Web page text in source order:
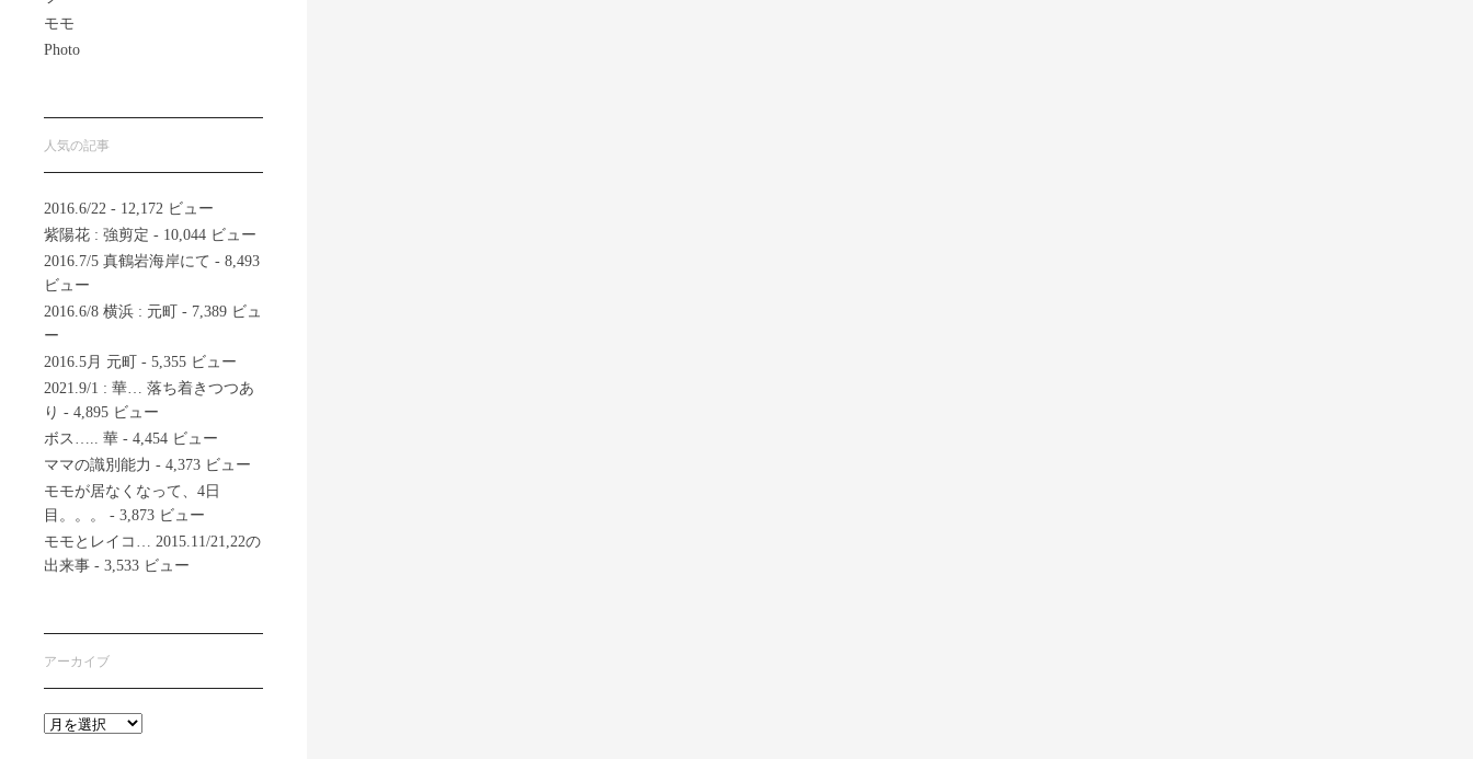
モモ
Photo
人気の記事
2016.6/22 - 12,172 ビュー
紫陽花 : 強剪定 - 10,044 ビュー
2016.7/5 真鶴岩海岸にて - 8,493
ビュー
2016.6/8 横浜 : 元町
- 7,389 ビュ
ー
2016.5月 元町
- 5,355 ビュー
2021.9/1 : 華… 落ち着きつつあ
り - 4,895 ビュー
ボス….. 華 - 4,454 ビュー
ママの識別能力 - 4,373 ビュー
モモが居なくなって、4日
目。。。
- 3,873 ビュー
モモとレイコ… 2015.11/21,22の
出来事 - 3,533 ビュー
アーカイブ
ア